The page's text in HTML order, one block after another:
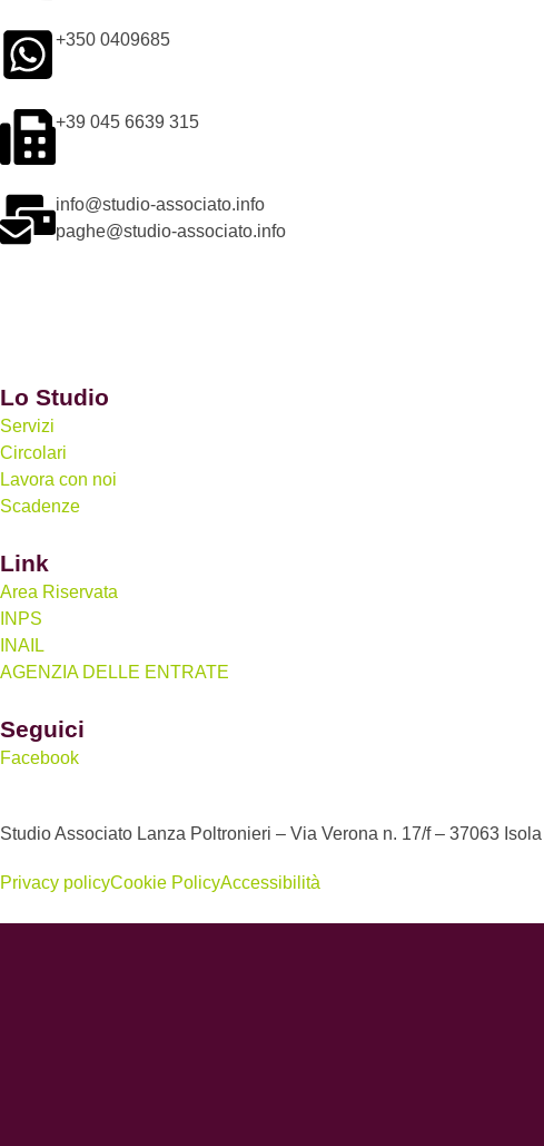
+350 0409685
+39 045 6639 315
info@studio-associato.info
paghe@studio-associato.info
Lo Studio
Servizi
Circolari
Lavora con noi
Scadenze
Link
Area Riservata
INPS
INAIL
AGENZIA DELLE ENTRATE
Seguici
Facebook
Studio Associato Lanza Poltronieri – Via Verona n. 17/f – 37063
Privacy policyCookie PolicyAccessibilità